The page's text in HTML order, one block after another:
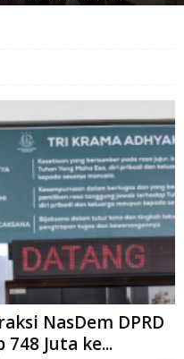
NasDem DPRD
Juta ke...